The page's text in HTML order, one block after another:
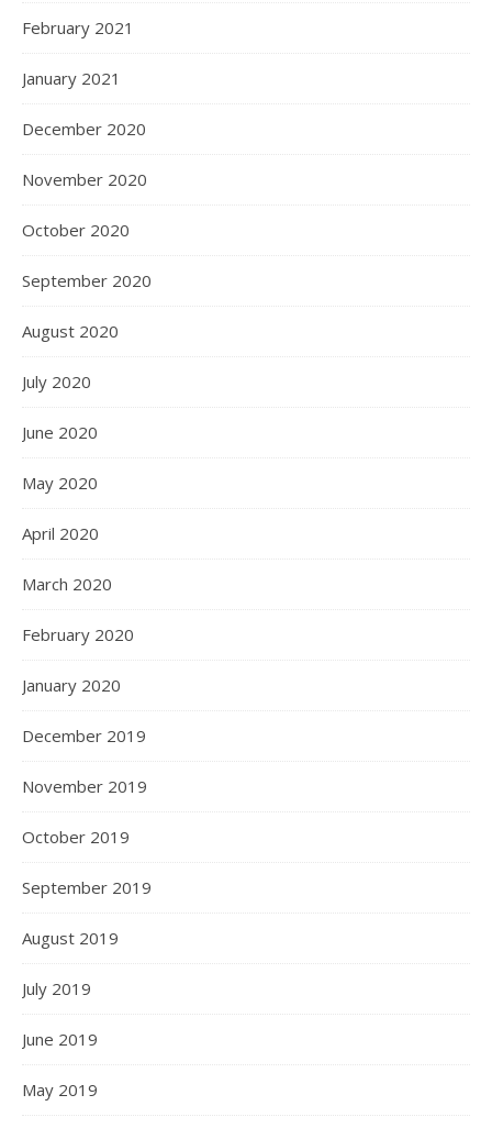
February 2021
January 2021
December 2020
November 2020
October 2020
September 2020
August 2020
July 2020
June 2020
May 2020
April 2020
March 2020
February 2020
January 2020
December 2019
November 2019
October 2019
September 2019
August 2019
July 2019
June 2019
May 2019